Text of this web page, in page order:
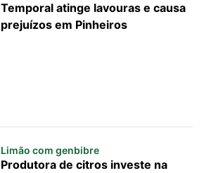
Temporal atinge lavouras e causa
prejuízos em Pinheiros
Limão com genbibre
Produtora de citros investe na